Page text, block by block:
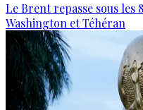
Le Brent repasse sous
Washington et Téhéran